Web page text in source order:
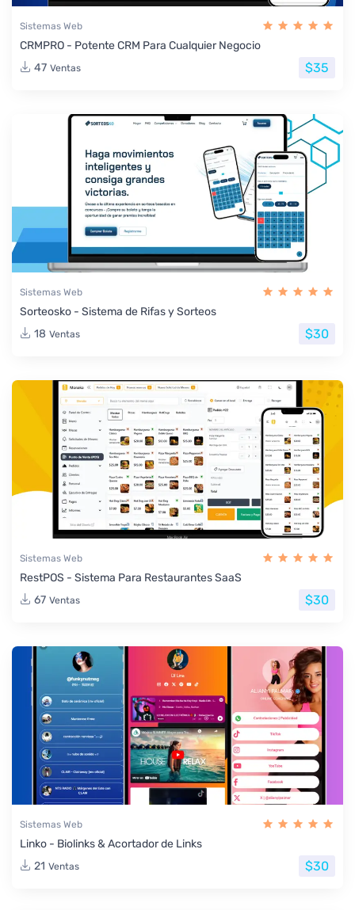
Sistemas Web
CRMPRO - Potente CRM Para Cualquier Negocio
47 Ventas $35
Sistemas Web
Sorteosko - Sistema de Rifas y Sorteos
18 Ventas $30
Sistemas Web
RestPOS - Sistema Para Restaurantes SaaS
67 Ventas $30
Sistemas Web
Linko - Biolinks & Acortador de Links
21 Ventas $30